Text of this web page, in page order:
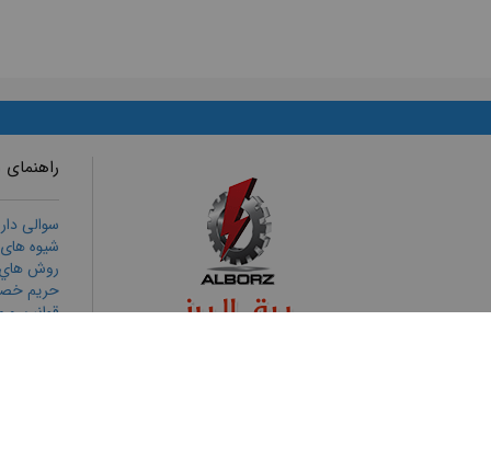
سوالی
شیوه
روش هاي
حریم
قوانين و